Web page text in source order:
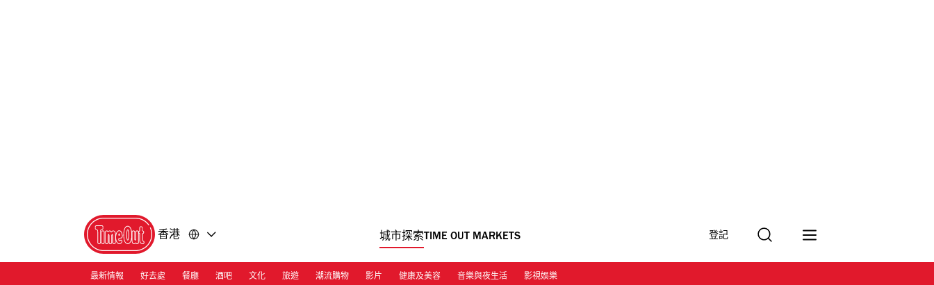
香港 城市探索TIME OUT MARKETS 登記
最新情報 好去處 餐廳 酒吧 文化 旅遊 潮流購物 影片 健康及美容 音樂與夜生活 影視娛樂